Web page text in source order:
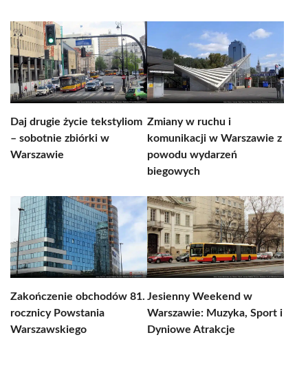
Daj drugie życie tekstyliom
– sobotnie zbiórki w
Warszawie
Zmiany w ruchu i
komunikacji w Warszawie z
powodu wydarzeń
biegowych
Zakończenie obchodów 81.
rocznicy Powstania
Warszawskiego
Jesienny Weekend w
Warszawie: Muzyka, Sport i
Dyniowe Atrakcje